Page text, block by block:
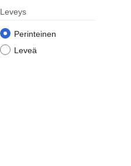
Leveys
Perinteinen
Leveä